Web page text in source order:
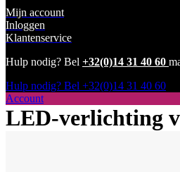
Mijn account
Inloggen
Klantenservice
Hulp nodig? Bel +32(0)14 31 40 60
Hulp nodig? Bel +32(0)14 31 40 60
Account
LED-verlichting